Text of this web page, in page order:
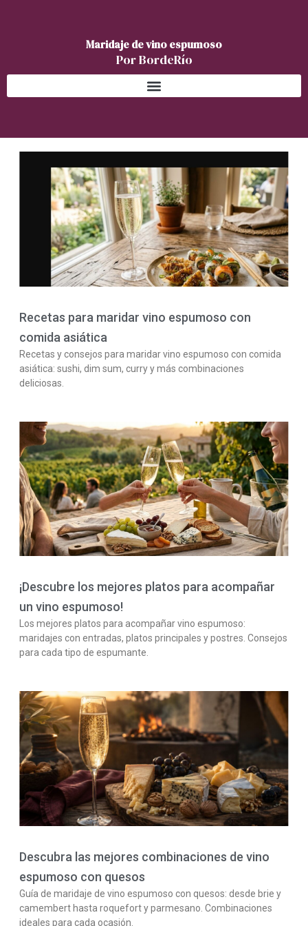
Maridaje de vino espumoso
Por BordeRío
Recetas para maridar vino espumoso con
comida asiática
Recetas y consejos para maridar vino espumoso con comida
asiática: sushi, dim sum, curry y más combinaciones
deliciosas.
¡Descubre los mejores platos para acompañar
un vino espumoso!
Los mejores platos para acompañar vino espumoso:
maridajes con entradas, platos principales y postres. Consejos
para cada tipo de espumante.
Descubra las mejores combinaciones de vino
espumoso con quesos
Guía de maridaje de vino espumoso con quesos: desde brie y
camembert hasta roquefort y parmesano. Combinaciones
ideales para cada ocasión.